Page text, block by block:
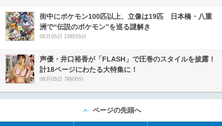
街中にポケモン100匹以上、立像は19匹 日本橋・八重
洲で“伝説のポケモン”を巡る謎解き
08月05日 15時55分
声優・井口裕香が「FLASH」で圧巻のスタイルを披露！
計18ページにわたる大特集に！
08月05日 7時00分
ページの先頭へ